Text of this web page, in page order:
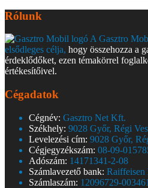
Rólunk
A Gasztro
elsődleges célja, hogy összehozza a
érdeklődőket, ezen témakörrel
értékesítőivel.
Cégadatok
Cégnév: Gasztro Net Kft.
Székhely: 9028 Győr, Régi
Levelezési cím: 9028 Győr,
Cégjegyzékszám: 08-09-
Adószám: 14171341-2-08
Számlavezető bank: Raiffeisen
Számlaszám: 12096729-